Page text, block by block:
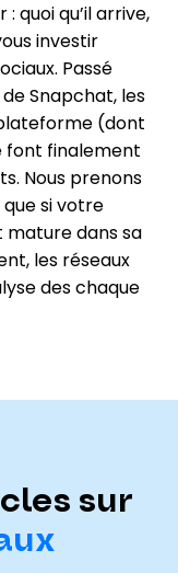
quoi qu’il arrive,
investir
Passé
Snapchat, les
(dont
font finalement
Nous prenons
si votre
dans sa
les réseaux
des chaque
sur